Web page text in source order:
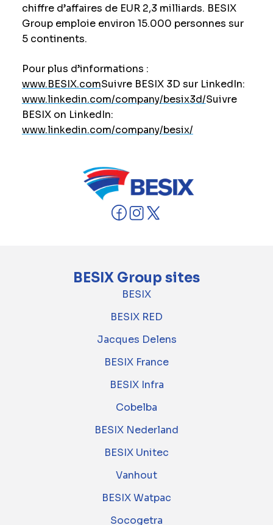
chiffre d’affaires de EUR 2,3 milliards. BESIX
Group emploie environ 15.000 personnes sur
5 continents.
Pour plus d’informations :
www.BESIX.comSuivre BESIX 3D sur LinkedIn:
www.linkedin.com/company/besix3d/Suivre
BESIX on LinkedIn:
www.linkedin.com/company/besix/
BESIX Group sites
BESIX
BESIX RED
Jacques Delens
BESIX France
BESIX Infra
Cobelba
BESIX Nederland
BESIX Unitec
Vanhout
BESIX Watpac
Socogetra